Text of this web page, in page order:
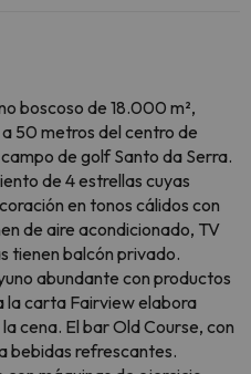
boscoso de 18.000 m²,
50 metros del centro de
de golf Santo da Serra.
de 4 estrellas cuyas
en tonos cálidos con
de aire acondicionado, TV
tienen balcón privado.
abundante con productos
la carta Fairview elabora
cena. El bar Old Course, con
bebidas refrescantes.